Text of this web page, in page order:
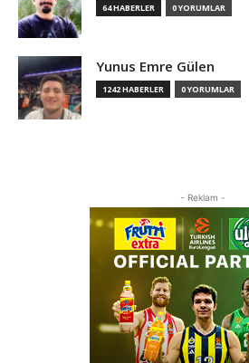
64 HABERLER 0 YORUMLAR
Yunus Emre Gülen
1242 HABERLER 0 YORUMLAR
- Reklam -